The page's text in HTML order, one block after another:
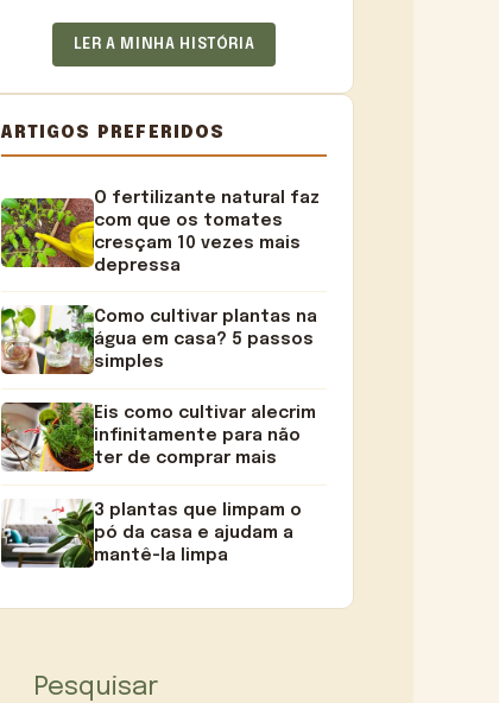
LER A MINHA HISTÓRIA
ARTIGOS PREFERIDOS
O fertilizante natural faz
com que os tomates
cresçam 10 vezes mais
depressa
Como cultivar plantas na
água em casa? 5 passos
simples
Eis como cultivar alecrim
infinitamente para não
ter de comprar mais
3 plantas que limpam o
pó da casa e ajudam a
mantê-la limpa
Pesquisar